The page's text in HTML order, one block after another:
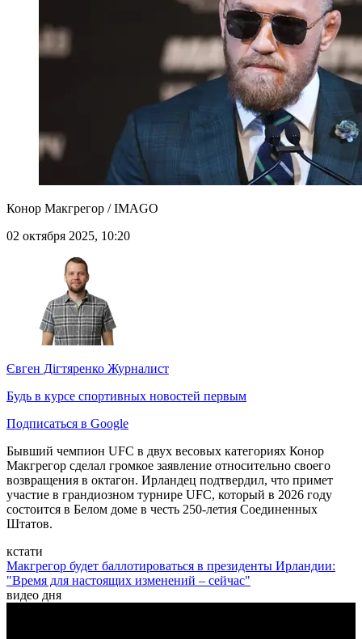
Конор Макгрегор / IMAGO
02 октября 2025, 10:20
Євген Дігтяренко Журналист
Будь в курсе спортивных новостей первым
Подписаться в Google
Бывший чемпион UFC в двух весовых категориях Конор
Макгрегор сделал громкое заявление относительно своего
возвращения в октагон. Ирландец подтвердил, что примет
участие в грандиозном турнире UFC, который в 2026 году
состоится в Белом доме в честь 250-летия Соединенных
Штатов.
кстати
Макгрегор будет баллотироваться в президенты Ирландии:
"Время для настоящих изменений – сейчас"
видео дня